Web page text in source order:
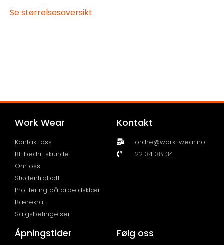
Se størrelsesoversikt
Work Wear
Kontakt oss
Bli bedriftskunde
Om oss
Studentrabatt
Profilering på arbeidsklær
Bærekraft
Salgsbetingelser
Kontakt
ordre@work-wear.no
22 34 38 34
Åpningstider Følg oss